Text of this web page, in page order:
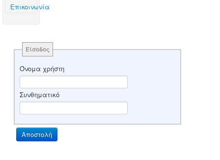
Επικοινωνία
Είσοδος
Όνομα χρήστη
Συνθηματικό